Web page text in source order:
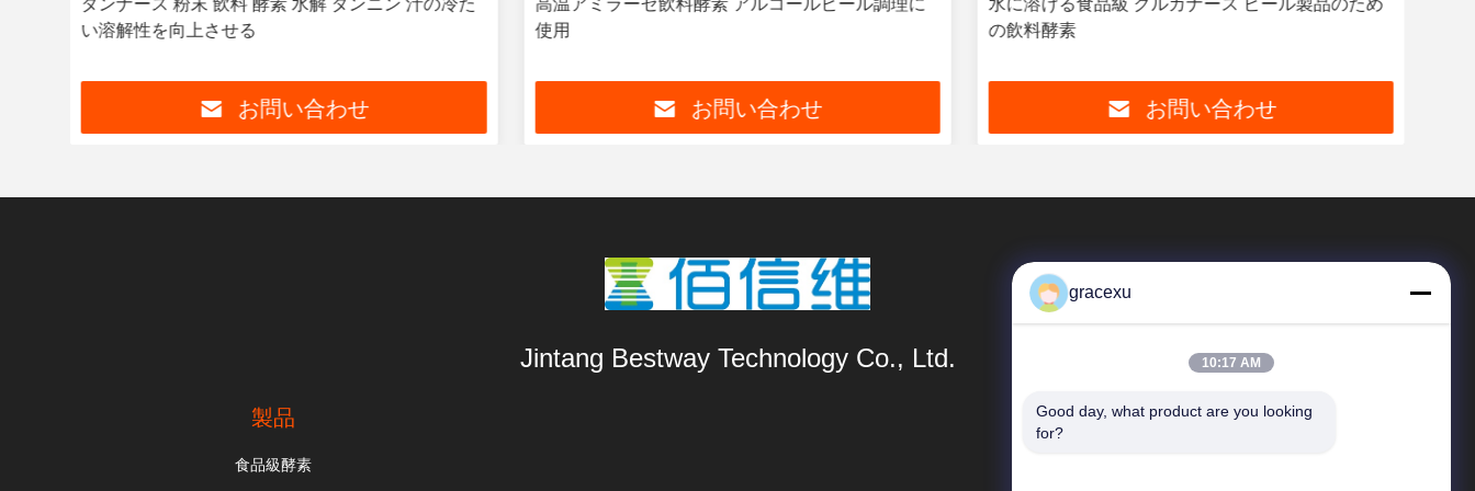
タンナース 粉末 飲料 酵素 水解 タンニン 汁の冷た
い溶解性を向上させる
お問い合わせ
高温アミラーゼ飲料酵素 アルコールビール調理に
使用
お問い合わせ
水に溶ける食品級 グルカナース ビール製品のため
の飲料酵素
お問い合わせ
Jintang Bestway Technology Co., Ltd.
製品
食品級酵素
SAIKESAISI水素エナジー
gracexu
10:17 AM
Good day, what product are you looking
for?